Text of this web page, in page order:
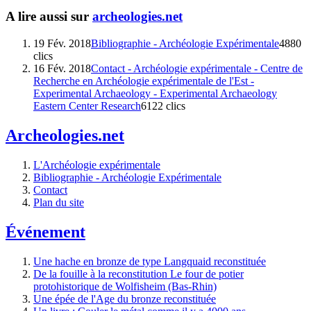
A lire aussi sur archeologies.net
19 Fév. 2018Bibliographie - Archéologie Expérimentale4880
clics
16 Fév. 2018Contact - Archéologie expérimentale - Centre de
Recherche en Archéologie expérimentale de l'Est -
Experimental Archaeology - Experimental Archaeology
Eastern Center Research6122 clics
Archeologies.net
L'Archéologie expérimentale
Bibliographie - Archéologie Expérimentale
Contact
Plan du site
Événement
Une hache en bronze de type Langquaid reconstituée
De la fouille à la reconstitution Le four de potier
protohistorique de Wolfisheim (Bas-Rhin)
Une épée de l'Age du bronze reconstituée